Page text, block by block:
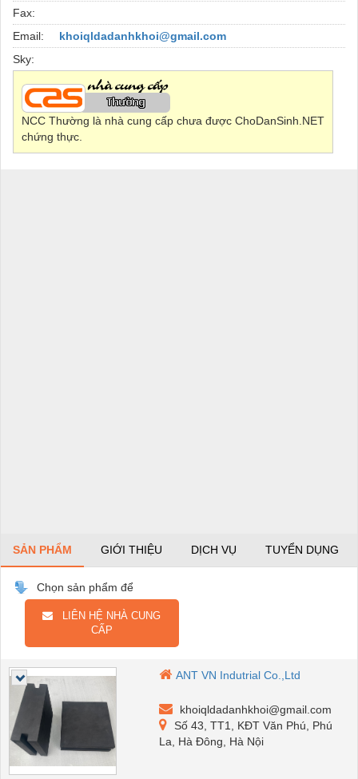
Fax:
Email:
khoiqldadanhkhoi@gmail.com
Sky:
NCC Thường là nhà cung cấp chưa được ChoDanSinh.NET
chứng thực.
SẢN PHẨM GIỚI THIỆU DỊCH VỤ TUYỂN DỤNG
Chọn sản phẩm để
LIÊN HỆ NHÀ CUNG
CẤP
ANT VN Indutrial Co.,Ltd
khoiqldadanhkhoi@gmail.com
Số 43, TT1, KĐT Văn Phú, Phú
La, Hà Đông, Hà Nội